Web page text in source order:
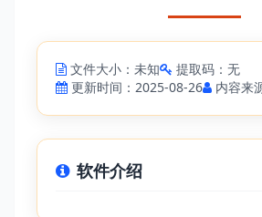
文件大小：未知
提取码：无
更新时间：2025-08-26
内容来
软件介绍